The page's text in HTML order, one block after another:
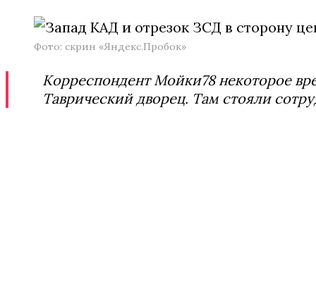
Фото: скрин «Яндекс.Пробок»
Корреспондент Мойки78 некоторое
Таврический дворец. Там стояли